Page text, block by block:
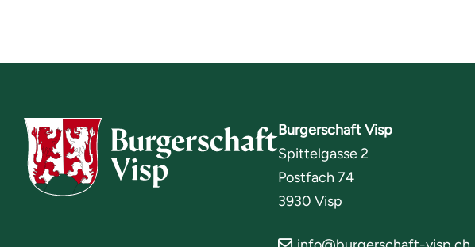
Burgerschaft Visp
Spittelgasse 2
Postfach 74
3930 Visp